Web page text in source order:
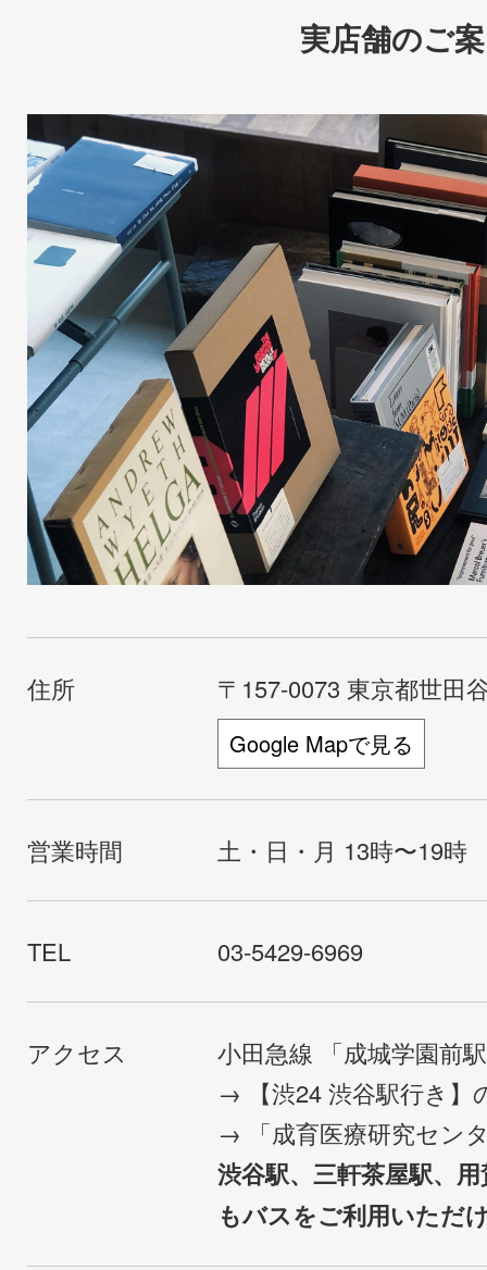
実店舗のご
住所 〒157-0073 東京都世田
Google Mapで見る
営業時間 土・日・月 13時〜19時
TEL 03-5429-6969
アクセス
小田急線 「成城学園前
→ 【渋24 渋谷駅行き】
→ 「成育医療研究セン
渋谷駅、三軒茶屋駅、
もバスをご利用いただ